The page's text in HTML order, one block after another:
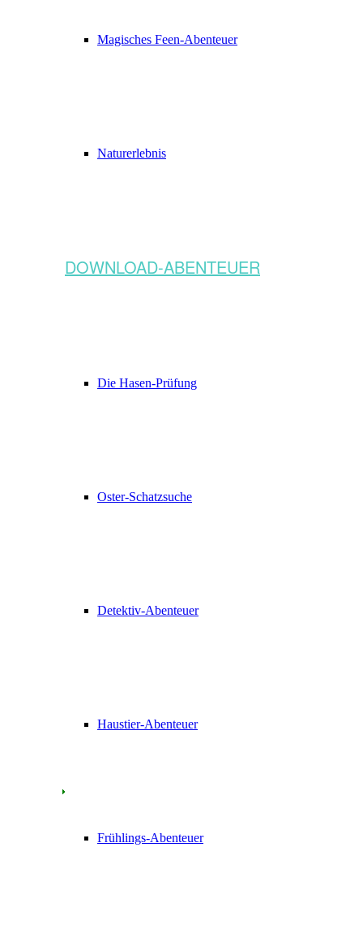
Magisches Feen-Abenteuer
Naturerlebnis
DOWNLOAD-ABENTEUER
Die Hasen-Prüfung
Oster-Schatzsuche
Detektiv-Abenteuer
Haustier-Abenteuer
Frühlings-Abenteuer